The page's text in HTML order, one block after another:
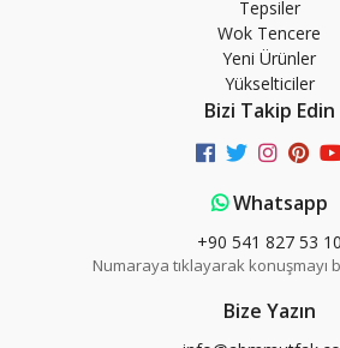
Tepsiler
Wok Tencere
Yeni Ürünler
Yükselticiler
Bizi Takip Edin
Whatsapp
+90 541 827 53 10
Numaraya tıklayarak konuşmayı
Bize Yazın